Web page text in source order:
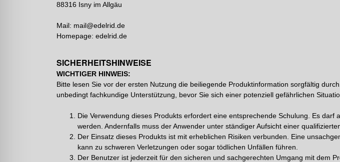
88316 Isny im Allgäu
Mail: mail@edelrid.de
Homepage: edelrid.de
SICHERHEITSHINWEISE
WICHTIGER HINWEIS:
Bitte lesen Sie vor der ersten Nutzung die beiliegende Produktinformation sorgfältig
unbedingt fachkundige Unterstützung, bevor Sie sich einer potenziell gefährlichen
Die Verwendung dieses Produkts erfordert eine entsprechende Schulung. Es darf
werden. Andernfalls muss der Anwender unter ständiger Aufsicht einer
Der Einsatz dieses Produkts ist mit erheblichen Risiken verbunden. Eine
kann zu schweren Verletzungen oder sogar tödlichen Unfällen führen.
Der Benutzer ist jederzeit für den sicheren und sachgerechten Umgang mit dem